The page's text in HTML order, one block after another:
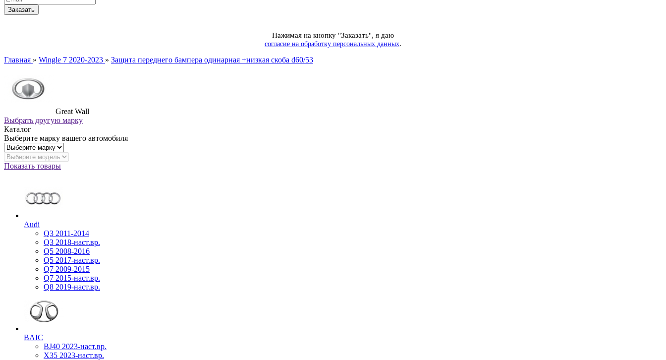
Нажимая на кнопку "Заказать", я даю
согласие на обработку персональных данных.
Главная » Wingle 7 2020-2023 » Защита переднего бампера одинарная +низкая скоба d60/53
Great Wall
Выбрать другую марку
Каталог
Выберите марку вашего автомобиля
Показать товары
Audi
Q3 2011-2014
Q3 2018-наст.вр.
Q5 2008-2016
Q5 2017-наст.вр.
Q7 2009-2015
Q7 2015-наст.вр.
Q8 2019-наст.вр.
BAIC
BJ40 2023-наст.вр.
X35 2023-наст.вр.